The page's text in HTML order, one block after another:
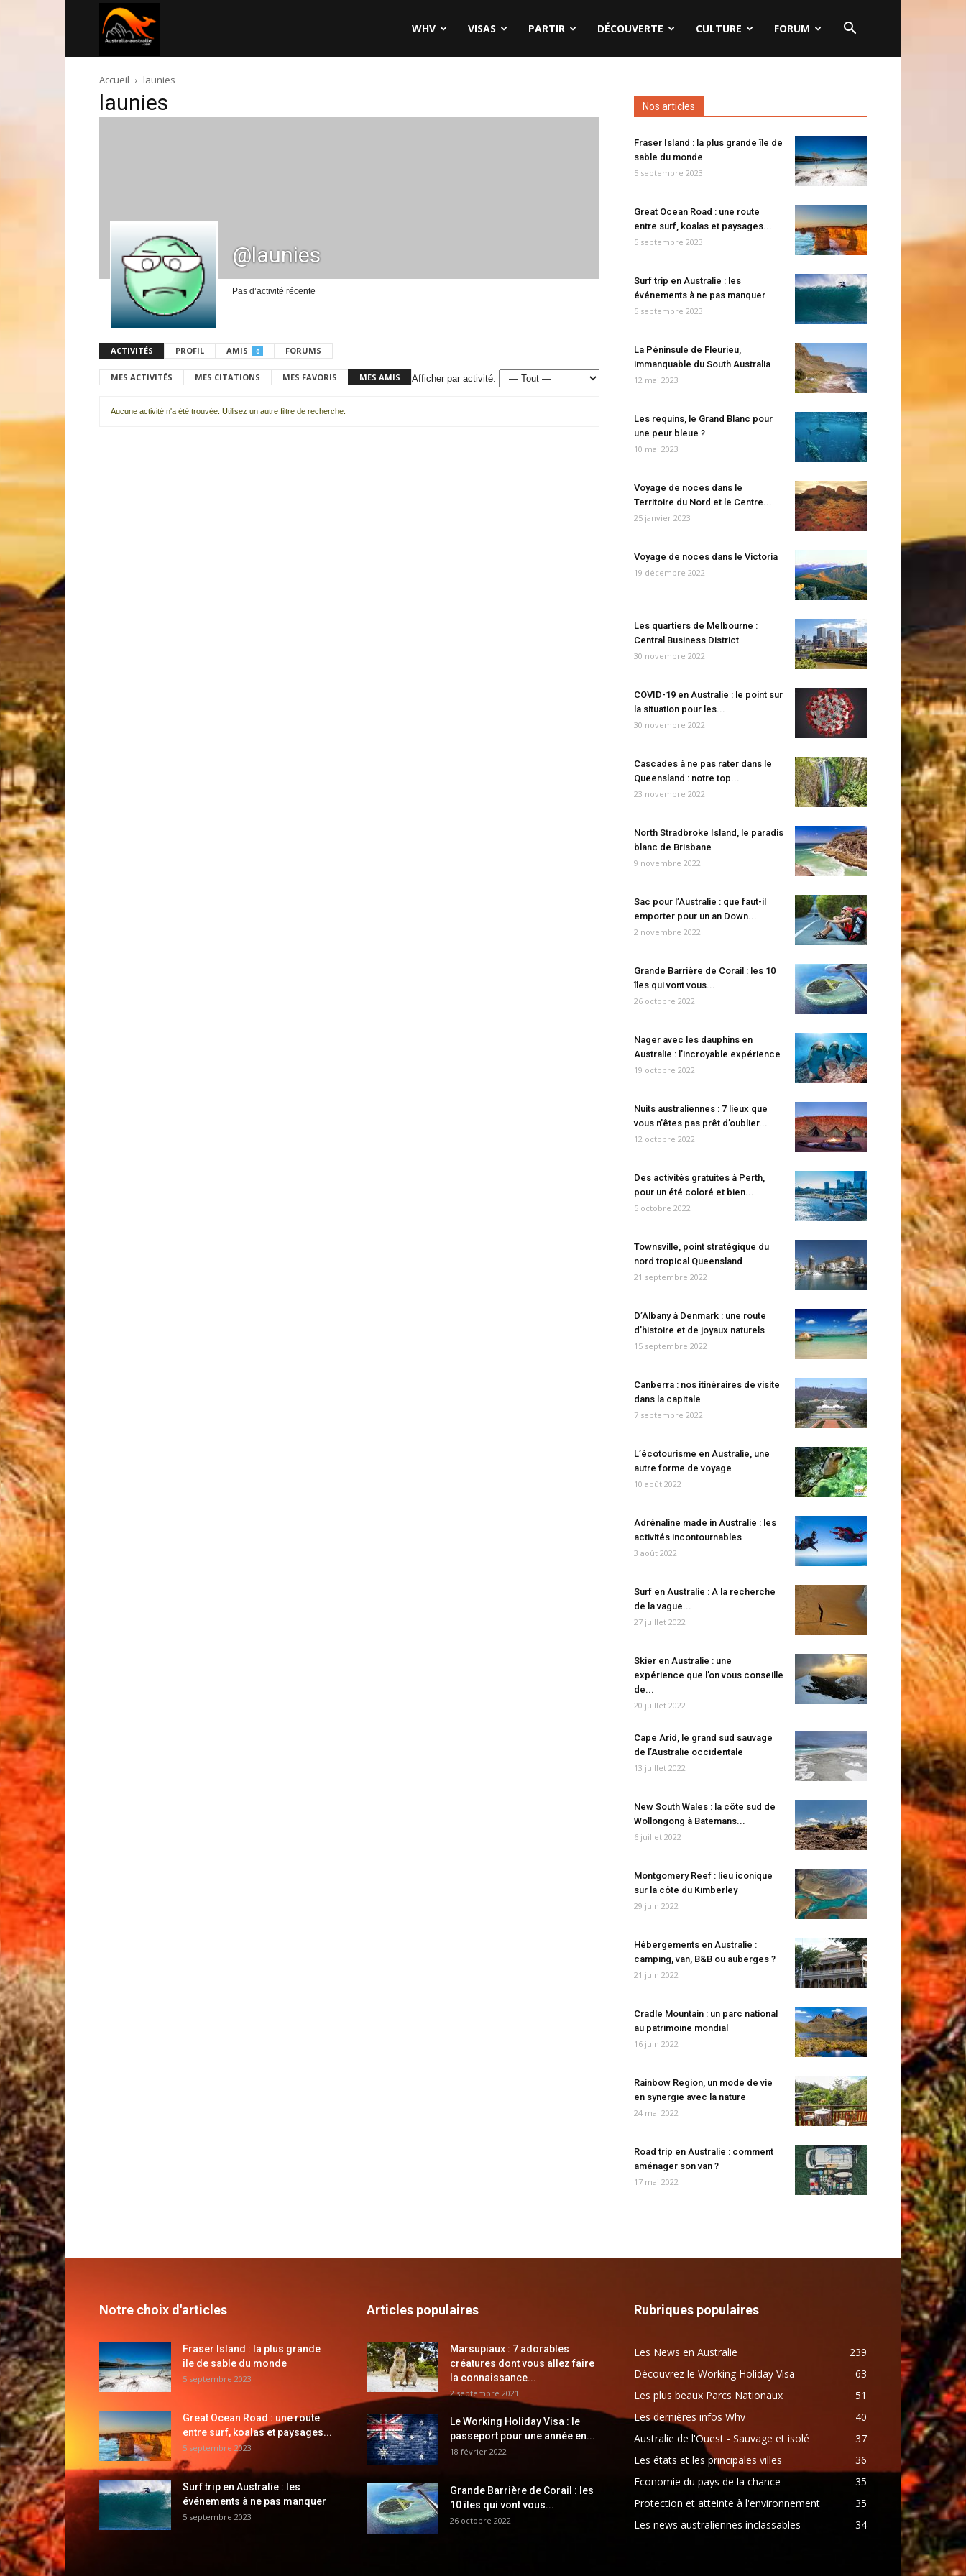
australie.com
WHV VISAS PARTIR DÉCOUVERTE CULTURE FORUM
Accueil launies
launies
@launies
Pas d’activité récente
ACTIVITÉS PROFIL AMIS 0 FORUMS
MES ACTIVITÉS MES CITATIONS MES FAVORIS MES AMIS Afficher par activité:
Aucune activité n'a été trouvée. Utilisez un autre filtre de recherche.
Nos articles
Fraser Island : la plus grande île de
sable du monde
5 septembre 2023
Great Ocean Road : une route
entre surf, koalas et paysages...
5 septembre 2023
Surf trip en Australie : les
événements à ne pas manquer
5 septembre 2023
La Péninsule de Fleurieu,
immanquable du South Australia
12 mai 2023
Les requins, le Grand Blanc pour
une peur bleue ?
10 mai 2023
Voyage de noces dans le
Territoire du Nord et le Centre...
25 janvier 2023
Voyage de noces dans le Victoria
19 décembre 2022
Les quartiers de Melbourne :
Central Business District
30 novembre 2022
COVID-19 en Australie : le point sur
la situation pour les...
30 novembre 2022
Cascades à ne pas rater dans le
Queensland : notre top...
23 novembre 2022
North Stradbroke Island, le paradis
blanc de Brisbane
9 novembre 2022
Sac pour l’Australie : que faut-il
emporter pour un an Down...
2 novembre 2022
Grande Barrière de Corail : les 10
îles qui vont vous...
26 octobre 2022
Nager avec les dauphins en
Australie : l’incroyable expérience
19 octobre 2022
Nuits australiennes : 7 lieux que
vous n’êtes pas prêt d’oublier...
12 octobre 2022
Des activités gratuites à Perth,
pour un été coloré et bien...
5 octobre 2022
Townsville, point stratégique du
nord tropical Queensland
21 septembre 2022
D’Albany à Denmark : une route
d’histoire et de joyaux naturels
15 septembre 2022
Canberra : nos itinéraires de visite
dans la capitale
7 septembre 2022
L’écotourisme en Australie, une
autre forme de voyage
10 août 2022
Adrénaline made in Australie : les
activités incontournables
3 août 2022
Surf en Australie : A la recherche
de la vague...
27 juillet 2022
Skier en Australie : une
expérience que l’on vous conseille
de...
20 juillet 2022
Cape Arid, le grand sud sauvage
de l’Australie occidentale
13 juillet 2022
New South Wales : la côte sud de
Wollongong à Batemans...
6 juillet 2022
Montgomery Reef : lieu iconique
sur la côte du Kimberley
29 juin 2022
Hébergements en Australie :
camping, van, B&B ou auberges ?
21 juin 2022
Cradle Mountain : un parc national
au patrimoine mondial
16 juin 2022
Rainbow Region, un mode de vie
en synergie avec la nature
24 mai 2022
Road trip en Australie : comment
aménager son van ?
17 mai 2022
Notre choix d'articles
Fraser Island : la plus grande
île de sable du monde
5 septembre 2023
Great Ocean Road : une route
entre surf, koalas et paysages...
5 septembre 2023
Surf trip en Australie : les
événements à ne pas manquer
5 septembre 2023
Articles populaires
Marsupiaux : 7 adorables
créatures dont vous allez faire
la connaissance...
2 septembre 2021
Le Working Holiday Visa : le
passeport pour une année en...
18 février 2022
Grande Barrière de Corail : les
10 îles qui vont vous...
26 octobre 2022
Rubriques populaires
Les News en Australie
239
Découvrez le Working Holiday Visa
63
Les plus beaux Parcs Nationaux
51
Les dernières infos Whv
40
Australie de l'Ouest - Sauvage et isolé
37
Les états et les principales villes
36
Economie du pays de la chance
35
Protection et atteinte à l'environnement
35
Les news australiennes inclassables
34